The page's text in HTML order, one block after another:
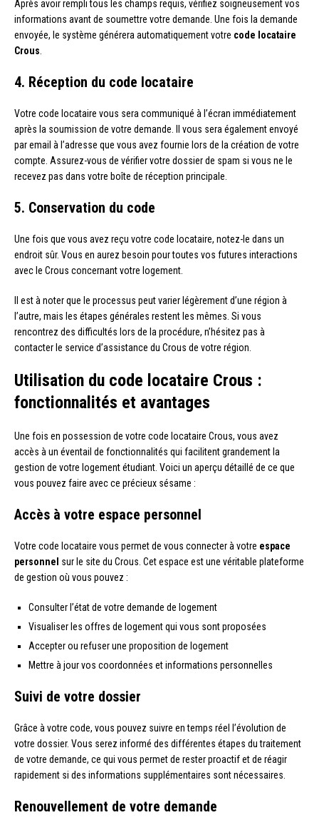
Après avoir rempli tous les champs requis, vérifiez soigneusement vos
informations avant de soumettre votre demande. Une fois la demande
envoyée, le système générera automatiquement votre code locataire
Crous
4. Réception du code locataire
Votre code locataire vous sera communiqué à l’écran immédiatement
après la soumission de votre demande. Il vous sera également envoyé
par email à l’adresse que vous avez fournie lors de la création de votre
compte. Assurez-vous de vérifier votre dossier de spam si vous ne le
recevez pas dans votre boîte de réception principale.
5. Conservation du code
Une fois que vous avez reçu votre code locataire, notez-le dans un
endroit sûr. Vous en aurez besoin pour toutes vos futures interactions
avec le Crous concernant votre logement.
Il est à noter que le processus peut varier légèrement d’une région à
l’autre, mais les étapes générales restent les mêmes. Si vous
rencontrez des difficultés lors de la procédure, n’hésitez pas à
contacter le service d’assistance du Crous de votre région.
Utilisation du code locataire Crous :
fonctionnalités et avantages
Une fois en possession de votre code locataire Crous, vous avez
accès à un éventail de fonctionnalités qui facilitent grandement la
gestion de votre logement étudiant. Voici un aperçu détaillé de ce que
vous pouvez faire avec ce précieux sésame :
Accès à votre espace personnel
Votre code locataire vous permet de vous connecter à votre espace
personnel sur le site du Crous. Cet espace est une véritable plateforme
de gestion où vous pouvez :
Consulter l’état de votre demande de logement
Visualiser les offres de logement qui vous sont proposées
Accepter ou refuser une proposition de logement
Mettre à jour vos coordonnées et informations personnelles
Suivi de votre dossier
Grâce à votre code, vous pouvez suivre en temps réel l’évolution de
votre dossier. Vous serez informé des différentes étapes du traitement
de votre demande, ce qui vous permet de rester proactif et de réagir
rapidement si des informations supplémentaires sont nécessaires.
Renouvellement de votre demande